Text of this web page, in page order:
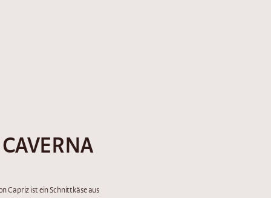
Capriz ist ein Schnittkäse aus